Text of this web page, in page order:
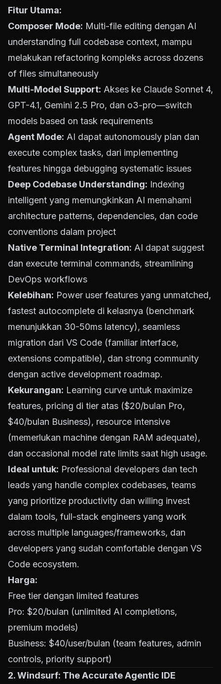
Fitur Utama:
Composer Mode: Multi-file editing dengan AI
understanding full codebase context, mampu
melakukan refactoring kompleks across dozens
of files simultaneously
Multi-Model Support: Akses ke Claude Sonnet 4,
GPT-4.1, Gemini 2.5 Pro, dan o3-pro—switch
models based on task requirements
Agent Mode: AI dapat autonomously plan dan
execute complex tasks, dari implementing
features hingga debugging systematic issues
Deep Codebase Understanding: Indexing
intelligent yang memungkinkan AI memahami
architecture patterns, dependencies, dan code
conventions dalam project
Native Terminal Integration: AI dapat suggest
dan execute terminal commands, streamlining
DevOps workflows
Kelebihan: Power user features yang unmatched,
fastest autocomplete di kelasnya (benchmark
menunjukkan 30-50ms latency), seamless
migration dari VS Code (familiar interface,
extensions compatible), dan strong community
dengan active development roadmap.
Kekurangan: Learning curve untuk maximize
features, pricing di tier atas ($20/bulan Pro,
$40/bulan Business), resource intensive
(memerlukan machine dengan RAM adequate),
dan occasional model rate limits saat high usage.
Ideal untuk: Professional developers dan tech
leads yang handle complex codebases, teams
yang prioritize productivity dan willing invest
dalam tools, full-stack engineers yang work
across multiple languages/frameworks, dan
developers yang sudah comfortable dengan VS
Code ecosystem.
Harga:
Free tier dengan limited features
Pro: $20/bulan (unlimited AI completions,
premium models)
Business: $40/user/bulan (team features, admin
controls, priority support)
2. Windsurf: The Accurate Agentic IDE